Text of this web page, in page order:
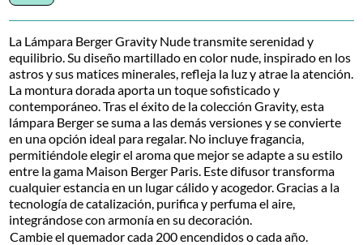
Nude
cantidad
La Lámpara Berger Gravity Nude transmite serenidad y
equilibrio. Su diseño martillado en color nude, inspirado en los
astros y sus matices minerales, refleja la luz y atrae la atención.
La montura dorada aporta un toque sofisticado y
contemporáneo. Tras el éxito de la colección Gravity, esta
lámpara Berger se suma a las demás versiones y se convierte
en una opción ideal para regalar. No incluye fragancia,
permitiéndole elegir el aroma que mejor se adapte a su estilo
entre la gama Maison Berger Paris. Este difusor transforma
cualquier estancia en un lugar cálido y acogedor. Gracias a la
tecnología de catalización, purifica y perfuma el aire,
integrándose con armonía en su decoración.
Cambie el quemador cada 200 encendidos o cada año.